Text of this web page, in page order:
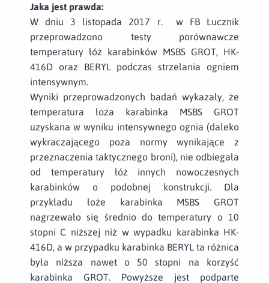
Jaka jest prawda:
W dniu 3 listopada 2017 r. w FB Łucznik
przeprowadzono testy porównawcze
temperatury łóż karabinków MSBS GROT, HK-
416D oraz BERYL podczas strzelania ogniem
intensywnym.
Wyniki przeprowadzonych badań wykazały, że
temperatura łoża karabinka MSBS GROT
uzyskana w wyniku intensywnego ognia (daleko
wykraczającego poza normy wynikające z
przeznaczenia taktycznego broni), nie odbiegała
od temperatury łóż innych nowoczesnych
karabinków o podobnej konstrukcji. Dla
przykładu łoże karabinka MSBS GROT
nagrzewało się średnio do temperatury o 10
stopni C niższej niż w wypadku karabinka HK-
416D, a w przypadku karabinka BERYL ta różnica
była niższa nawet o 50 stopni na korzyść
karabinka GROT. Powyższe jest podparte